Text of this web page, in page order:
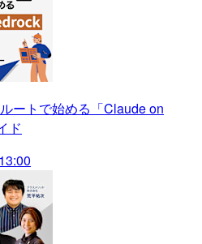
ートで始める「Claude on
ド